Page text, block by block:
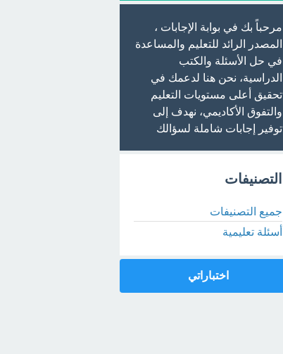
مرحباً بك في بوابة الإجابات ،
المصدر الرائد للتعليم والمساعدة
في حل الأسئلة والكتب
الدراسية، نحن هنا لدعمك في
تحقيق أعلى مستويات التعليم
والتفوق الأكاديمي، نهدف إلى
توفير إجابات شاملة لسؤالك
التصنيفات
جميع التصنيفات
أسئلة تعليمية
اختباراتي